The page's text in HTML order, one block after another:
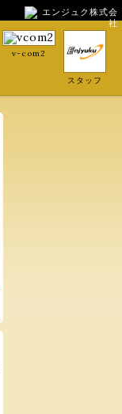
エンジュク株式会
社
v-com2
スタッフ